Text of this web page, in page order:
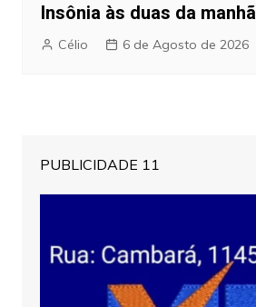
Insônia às duas da manhã
Célio 6 de Agosto de 2026
PUBLICIDADE 11